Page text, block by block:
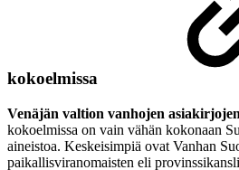
kokoelmissa
Venäjän valtion vanhojen
kokoelmissa on vain vähän kokonaan
aineistoa. Keskeisimpiä ovat Vanhan
paikallisviranomaisten eli